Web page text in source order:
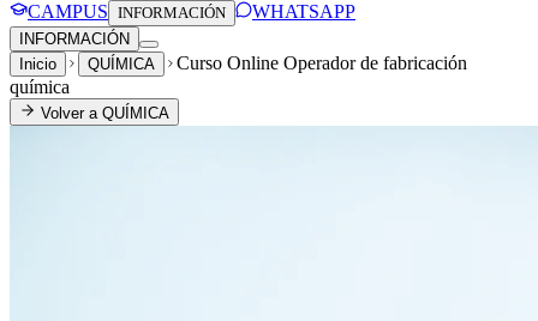
CAMPUS INFORMACIÓN WHATSAPP
INFORMACIÓN
Inicio
QUÍMICA
Curso Online Operador de fabricación
química
Volver a QUÍMICA